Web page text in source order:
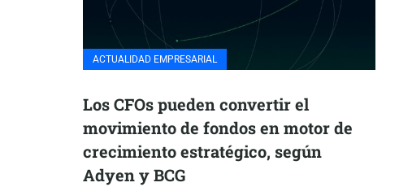
ACTUALIDAD EMPRESARIAL
Los CFOs pueden convertir el
movimiento de fondos en motor de
crecimiento estratégico, según
Adyen y BCG